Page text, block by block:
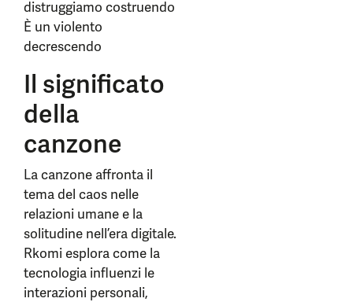
distruggiamo costruendo
È un violento
decrescendo
Il significato
della
canzone
La canzone affronta il
tema del caos nelle
relazioni umane e la
solitudine nell’era digitale.
Rkomi esplora come la
tecnologia influenzi le
interazioni personali,